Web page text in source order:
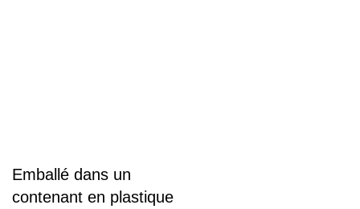
Emballé dans un
contenant en plastique